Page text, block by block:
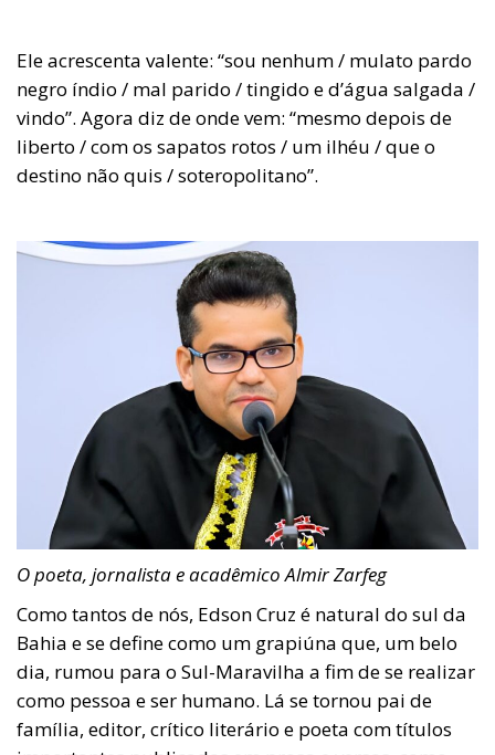
Ele acrescenta valente: “sou nenhum / mulato pardo
negro índio / mal parido / tingido e d’água salgada /
vindo”. Agora diz de onde vem: “mesmo depois de
liberto / com os sapatos rotos / um ilhéu / que o
destino não quis / soteropolitano”.
O poeta, jornalista e acadêmico Almir Zarfeg
Como tantos de nós, Edson Cruz é natural do sul da
Bahia e se define como um grapiúna que, um belo
dia, rumou para o Sul-Maravilha a fim de se realizar
como pessoa e ser humano. Lá se tornou pai de
família, editor, crítico literário e poeta com títulos